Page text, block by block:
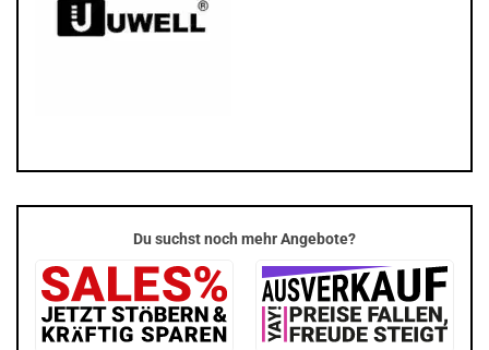
Du suchst noch mehr Angebote?